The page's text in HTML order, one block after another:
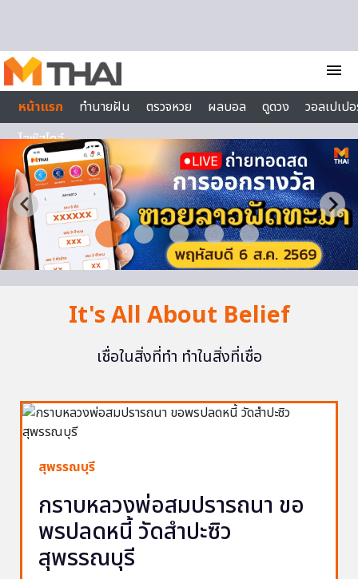
menu
หน้าแรก
ทำนายฝัน ตรวจหวย ผลบอล ดูดวง
วอลเปเป
ไลฟ์สไตล์
It's All About Belief
เชื่อในสิ่งที่ทำ ทำในสิ่งที่เชื่อ
สุพรรณบุรี
กราบหลวงพ่อสมปรารถนา ขอ
พรปลดหนี้ วัดสำปะซิว
สุพรรณบุรี